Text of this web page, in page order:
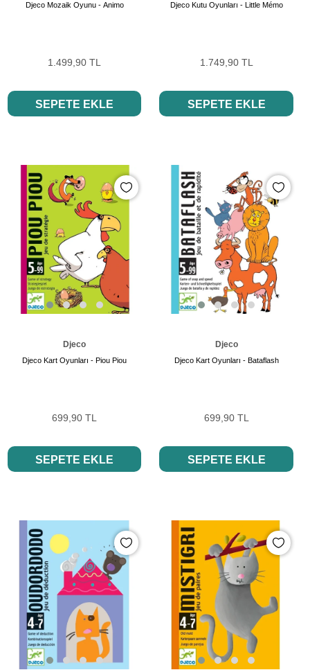
Djeco Mozaik Oyunu - Animo
1.499,90 TL
SEPETE EKLE
Djeco Kutu Oyunları - Little Mémo
1.749,90 TL
SEPETE EKLE
Djeco
Djeco Kart Oyunları - Piou Piou
699,90 TL
SEPETE EKLE
Djeco
Djeco Kart Oyunları - Bataflash
699,90 TL
SEPETE EKLE